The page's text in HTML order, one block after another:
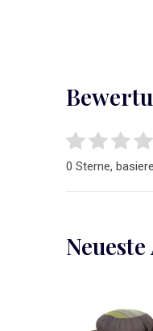
0 Sterne,